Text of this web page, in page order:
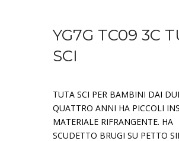
YG7G TC09 3C
SCI
TUTA SCI PER BAMBINI DAI
QUATTRO ANNI HA PICCOLI
MATERIALE RIFRANGENTE. HA
SCUDETTO BRUGI SU PETTO